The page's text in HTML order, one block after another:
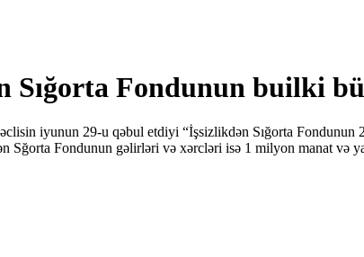
Sığorta Fondunun builki
iyunun 29-u qəbul etdiyi “İşsizlikdən Sığorta
Fondunun gəlirləri və xərcləri isə 1 milyon manat və